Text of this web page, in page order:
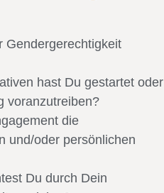
Gendergerechtigkeit
hast Du gestartet oder
voranzutreiben?
die
und/oder persönlichen
Du durch Dein